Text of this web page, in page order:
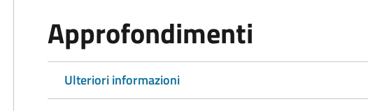
Approfondimenti
Ulteriori informazioni